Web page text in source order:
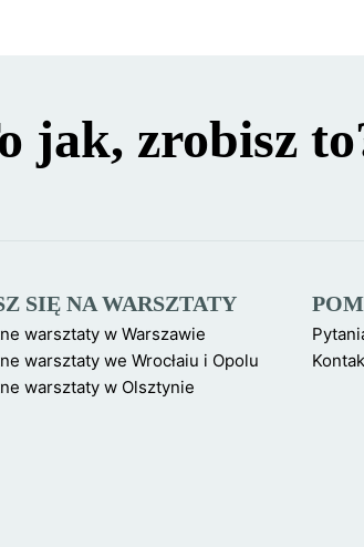
jak, zrobisz
SIĘ NA WARSZTATY
warsztaty w Warszawie
warsztaty we Wrocłaiu i Opolu
warsztaty w Olsztynie